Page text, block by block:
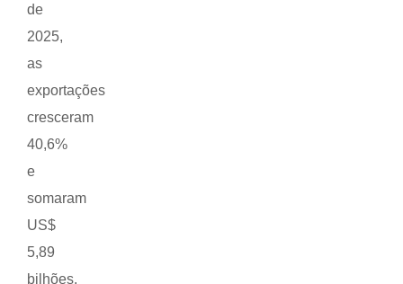
de
2025,
as
exportações
cresceram
40,6%
e
somaram
US$
5,89
bilhões.